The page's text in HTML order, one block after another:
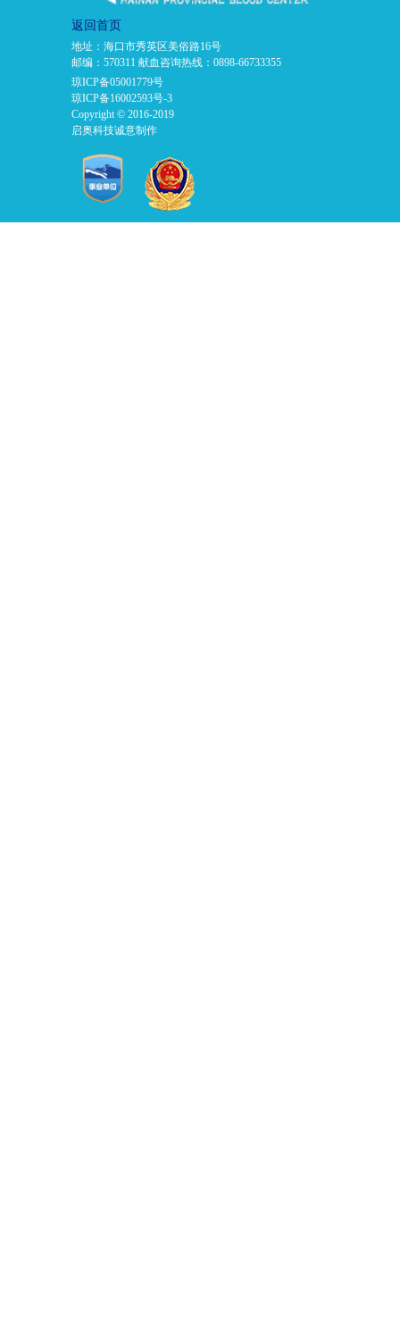
返回首页
地址：海口市秀英区美俗路16号
邮编：570311 献血咨询热线：0898-66733355
琼ICP备05001779号
琼ICP备16002593号-3
Copyright © 2016-2019
启奥科技诚意制作